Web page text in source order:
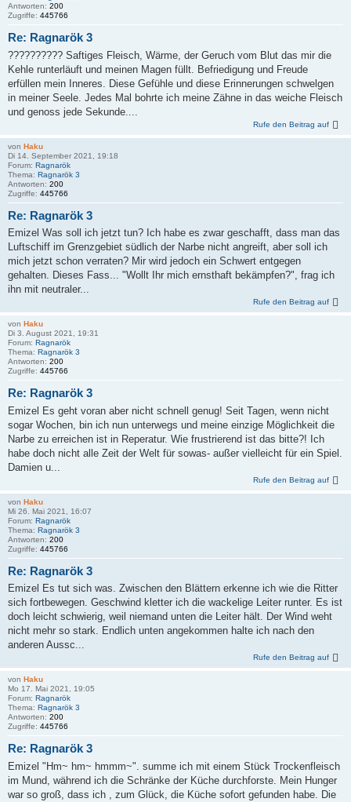
Antworten: 200
Zugriffe: 445766
Re: Ragnarök 3
?????????? Saftiges Fleisch, Wärme, der Geruch vom Blut das mir die
Kehle runterläuft und meinen Magen füllt. Befriedigung und Freude
erfüllen mein Inneres. Diese Gefühle und diese Erinnerungen schwelgen
in meiner Seele. Jedes Mal bohrte ich meine Zähne in das weiche Fleisch
und genoss jede Sekunde....
Rufe den Beitrag auf
von Haku
Di 14. September 2021, 19:18
Forum: Ragnarök
Thema: Ragnarök 3
Antworten: 200
Zugriffe: 445766
Re: Ragnarök 3
Emizel Was soll ich jetzt tun? Ich habe es zwar geschafft, dass man das
Luftschiff im Grenzgebiet südlich der Narbe nicht angreift, aber soll ich
mich jetzt schon verraten? Mir wird jedoch ein Schwert entgegen
gehalten. Dieses Fass... "Wollt Ihr mich ernsthaft bekämpfen?", frag ich
ihn mit neutraler...
Rufe den Beitrag auf
von Haku
Di 3. August 2021, 19:31
Forum: Ragnarök
Thema: Ragnarök 3
Antworten: 200
Zugriffe: 445766
Re: Ragnarök 3
Emizel Es geht voran aber nicht schnell genug! Seit Tagen, wenn nicht
sogar Wochen, bin ich nun unterwegs und meine einzige Möglichkeit die
Narbe zu erreichen ist in Reperatur. Wie frustrierend ist das bitte?! Ich
habe doch nicht alle Zeit der Welt für sowas- außer vielleicht für ein Spiel.
Damien u...
Rufe den Beitrag auf
von Haku
Mi 26. Mai 2021, 16:07
Forum: Ragnarök
Thema: Ragnarök 3
Antworten: 200
Zugriffe: 445766
Re: Ragnarök 3
Emizel Es tut sich was. Zwischen den Blättern erkenne ich wie die Ritter
sich fortbewegen. Geschwind kletter ich die wackelige Leiter runter. Es ist
doch leicht schwierig, weil niemand unten die Leiter hält. Der Wind weht
nicht mehr so stark. Endlich unten angekommen halte ich nach den
anderen Aussc...
Rufe den Beitrag auf
von Haku
Mo 17. Mai 2021, 19:05
Forum: Ragnarök
Thema: Ragnarök 3
Antworten: 200
Zugriffe: 445766
Re: Ragnarök 3
Emizel "Hm~ hm~ hmmm~". summe ich mit einem Stück Trockenfleisch
im Mund, während ich die Schränke der Küche durchforste. Mein Hunger
war so groß, dass ich , zum Glück, die Küche sofort gefunden habe. Die